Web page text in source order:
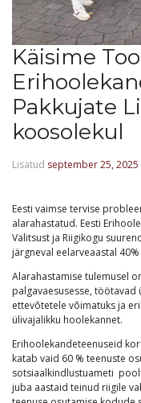
Käisime
Pakkujate
koosolekul
Lisatud september 25, 2025
Eesti vaimse tervise
alarahastatud. Eesti
Valitsust ja Riigikogu
järgneval eelarveaastal
Alarahastamise tulemusel
palgavaesusesse,
ettevõtetele võimatuks ja
ülivajalikku hoolekannet.
Erihoolekandeteenuseid
katab vaid 60 % teenuste
sotsiaalkindlustuameti
juba aastaid teinud riigile